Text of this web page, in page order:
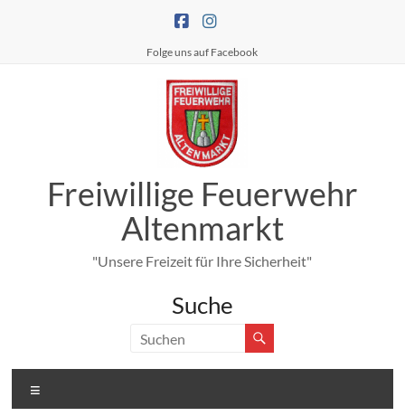
Folge uns auf Facebook
Freiwillige Feuerwehr
Altenmarkt
"Unsere Freizeit für Ihre Sicherheit"
Suche